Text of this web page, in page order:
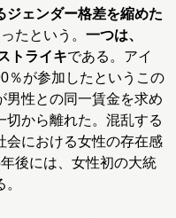
ジェンダー格差を縮めた
たという。 一つは、
トライキである。アイ
％が参加したというこの
男性との同一賃金を求め
切から離れた。混乱する
会における女性の存在感
後には、女性初の大統